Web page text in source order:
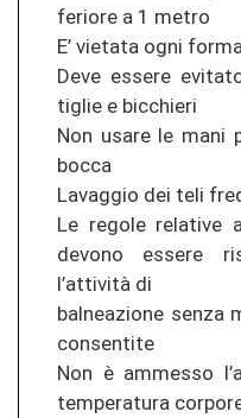
fe­rio­re a 1 metro
E’ vie­ta­ta ogni
Deve es­se­re
tiglie e bi­c­chie­ri
Non usare le mani
bocca
La­va­g­gio dei teli
Le re­go­le re­la­ti­ve
de­vo­no es­se­re
l’attività di
bal­nea­zio­ne senza
con­sen­ti­te
Non è amm­es­so
tem­pe­ra­tu­ra